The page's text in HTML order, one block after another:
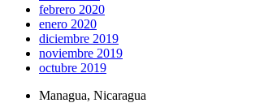
febrero 2020
enero 2020
diciembre 2019
noviembre 2019
octubre 2019
Managua, Nicaragua